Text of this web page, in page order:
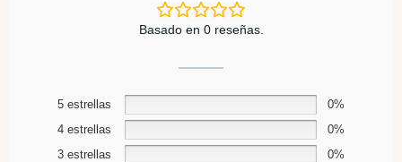
Basado en 0 reseñas.
5 estrellas
0%
4 estrellas
0%
3 estrellas
0%